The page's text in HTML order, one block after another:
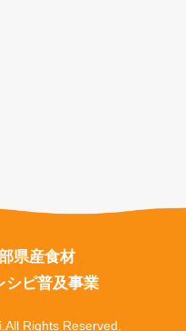
県産食材
シピ普及事業
Rights Reserved.